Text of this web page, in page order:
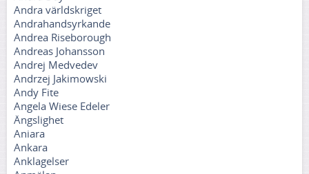
Andra världskriget
Andrahandsyrkande
Andrea Riseborough
Andreas Johansson
Andrej Medvedev
Andrzej Jakimowski
Andy Fite
Angela Wiese Edeler
Ängslighet
Aniara
Ankara
Anklagelser